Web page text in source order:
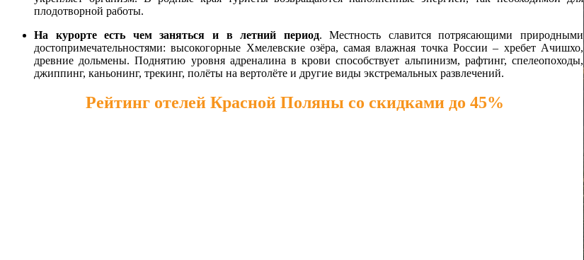
плодотворной работы.
На курорте есть чем заняться и в летний период. Местность славится потрясающими природными
достопримечательностями: высокогорные Хмелевские озёра, самая влажная точка России – хребет Ачишхо,
древние дольмены. Поднятию уровня адреналина в крови способствует альпинизм, рафтинг, спелеопоходы,
джиппинг, каньонинг, трекинг, полёты на вертолёте и другие виды экстремальных развлечений.
Рейтинг отелей Красной Поляны со скидками до 45%